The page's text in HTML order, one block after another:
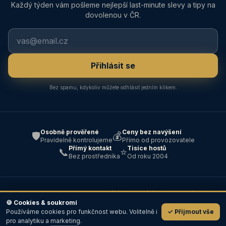
Každý týden vám pošleme nejlepší last-minute slevy a tipy na
dovolenou v ČR.
Přihlásit se
Bez spamu, kdykoliv můžete odhlásit jedním klikem.
🛡️Osobně prověřené
Pravidelně kontrolujeme💰Ceny bez navýšení
Přímo od provozovatele
📞 Přímý kontakt
Bez prostředníka⭐Tisíce hostů
Od roku 2004
© 2004–2026 ABC — Ubytování · Cestování · Všechna práva
💬
🍪 Cookies & soukromí
Používáme cookies pro funkčnost webu. Volitelně i
pro analytiku a marketing.
✓ Přijmout vše